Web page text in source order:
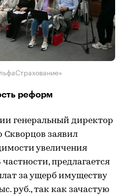
реформ
генеральный директор
заявил
увеличения
предлагается
за ущерб имуществу
руб., так как зачастую